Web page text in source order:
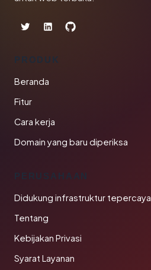
PRODUK
Beranda
Fitur
Cara kerja
Domain yang baru diperiksa
PERUSAHAAN
Didukung infrastruktur tepercaya
Tentang
Kebijakan Privasi
Syarat Layanan